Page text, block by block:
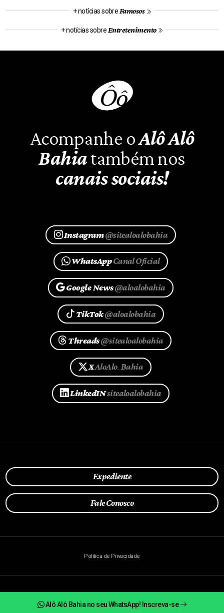
Alô Alô Bahia no seu WhatsApp! Inscreva-se
+ notícias sobre Famosos
+ notícias sobre Entretenimento
Acompanhe oAlô Alô
Bahiatambém nos
canais sociais!
Instagram@sitealoalobahia
WhatsAppCanal Oficial
Google News@aloalobahia
TikTok@aloalobahia
Threads@sitealoalobahia
XAloAlo_Bahia
LinkedINsitealoalobahia
Expediente
Fale Conosco
Política de Privacidade
2026 | Alô Alô Bahia